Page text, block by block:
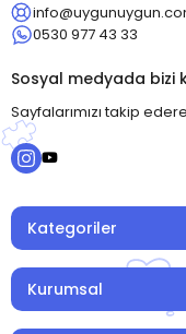
Kategoriler
Kurumsal
0530 977 43 33
Sosyal medyada bizi
Sayfalarımızı takip